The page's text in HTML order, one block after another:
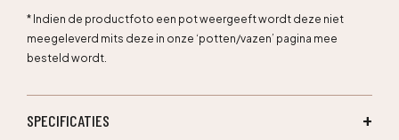
* Indien de productfoto een pot weergeeft wordt deze niet
meegeleverd mits deze in onze ‘potten/vazen’ pagina mee
besteld wordt.
SPECIFICATIES